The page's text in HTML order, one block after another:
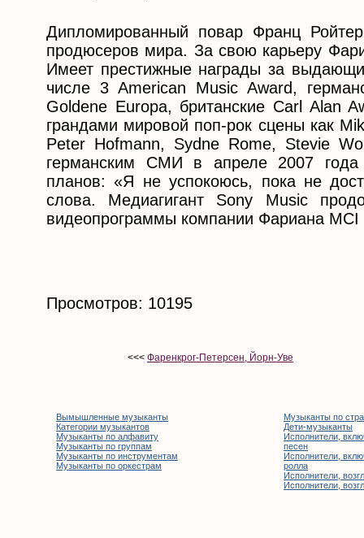
Дипломированный повар Франц
продюсеров мира. За свою карьеру
Имеет престижные награды за
числе 3 American Music Award,
Goldene Europa, британские Carl Alan
грандами мировой поп-рок сцены как
Peter Hofmann, Sydne Rome, Stevie
германским СМИ в апреле 2007 года
планов: «Я не успокоюсь, пока не
слова. Медиагигант Sony Music
видеопрограммы компании Фариана
Просмотров: 10195
<<< Фаренкрог-Петерсен, Йорн-Уве
Вымышленные музыканты
Категории музыкантов
Музыканты по алфавиту
Музыканты по группам
Музыканты по инструментам
Музыканты по оркестрам
Музыканты по
Дети-музыканты
Исполнители,
песен
Исполнители,
ролла
Исполнители,
Исполнители,